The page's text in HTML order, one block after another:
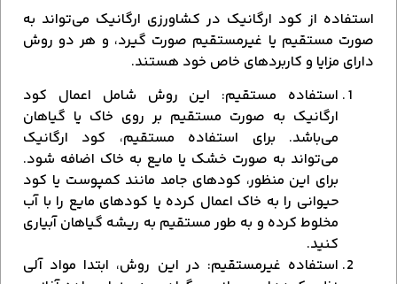
استفاده از کود ارگانیک در کشاورزی ارگانیک می‌تواند به
صورت مستقیم یا غیرمستقیم صورت گیرد، و هر دو روش
دارای مزایا و کاربردهای خاص خود هستند.
استفاده مستقیم: این روش شامل اعمال کود
ارگانیک به صورت مستقیم بر روی خاک یا گیاهان
می‌باشد. برای استفاده مستقیم، کود ارگانیک
می‌تواند به صورت خشک یا مایع به خاک اضافه شود.
برای این منظور، کودهای جامد مانند کمپوست یا کود
حیوانی را به خاک اعمال کرده یا کودهای مایع را با آب
مخلوط کرده و به طور مستقیم به ریشه گیاهان آبیاری
کنید.
استفاده غیرمستقیم: در این روش، ابتدا مواد آلی